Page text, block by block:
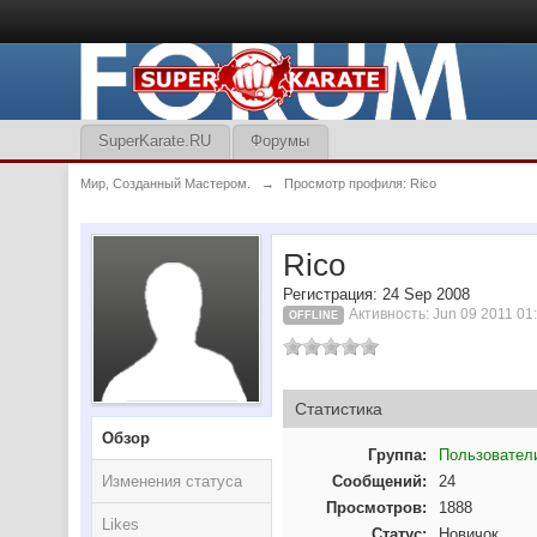
SuperKarate.RU Форумы
Мир, Созданный Мастером. → Просмотр профиля: Rico
Обзор
Изменения статуса
Likes
Rico
Регистрация: 24 Sep 2008
OFFLINE Активность: Jun 09 2011
Статистика
Группа:
Сообщений:
24
Просмотров:
1888